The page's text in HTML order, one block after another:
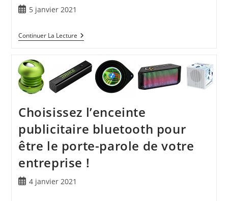
5 janvier 2021
Continuer La Lecture
Choisissez l’enceinte
publicitaire bluetooth pour
être le porte-parole de votre
entreprise !
4 janvier 2021